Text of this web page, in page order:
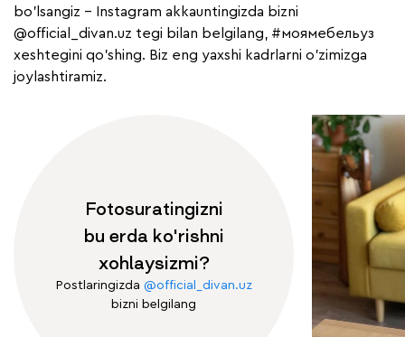
bo'lsangiz - Instagram akkauntingizda bizni
@official_divan.uz tegi bilan belgilang, #моямебельуз
xeshtegini qo'shing. Biz eng yaxshi kadrlarni o'zimizga
joylashtiramiz.
Fotosuratingizni
bu erda ko'rishni
xohlaysizmi?
Postlaringizda @official_divan.uz
bizni belgilang